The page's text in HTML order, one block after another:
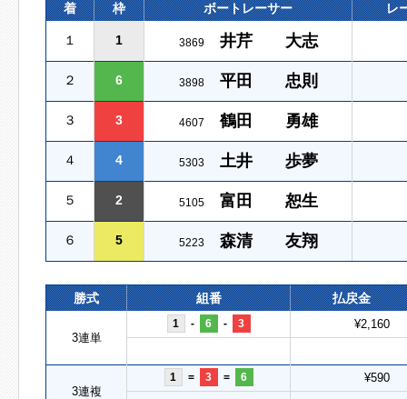
着 枠 ボートレーサー レ
１ 1 3869 井芹 大志
２ 6 3898 平田 忠則
３ 3 4607 鶴田 勇雄
４ 4 5303 土井 歩夢
５ 2 5105 富田 恕生
６ 5 5223 森清 友翔
勝式 組番 払戻金
3連単
1 - 6 - 3 ¥2,160
3連複
1 = 3 = 6 ¥590